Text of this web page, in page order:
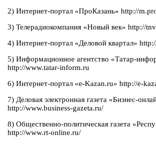
2) Интернет-портал «ПроКазань» http://
3) Телерадиокомпания «Новый век» http://
4) Интернет-портал «Деловой квартал»
5) Информационное агентство «Татар-
http://www.tatar-inform.ru
6) Интернет-портал «e-Kazan.ru» http://e-
7) Деловая электронная газета «Бизнес-
http://www.business-gazeta.ru/
8) Общественно-политическая газета
http://www.rt-online.ru/